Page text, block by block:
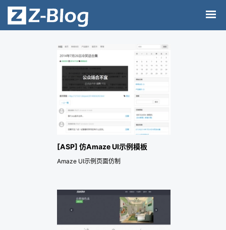
[ASP] 仿Amaze UI示例模板
Amaze UI示例页面仿制